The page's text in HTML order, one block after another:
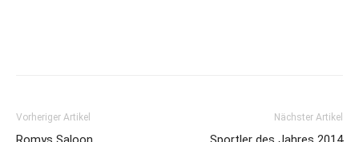
Vorheriger Artikel Nächster Artikel